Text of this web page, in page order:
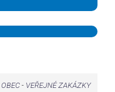
OBEC- VEŘEJNÉ ZAKÁZKY